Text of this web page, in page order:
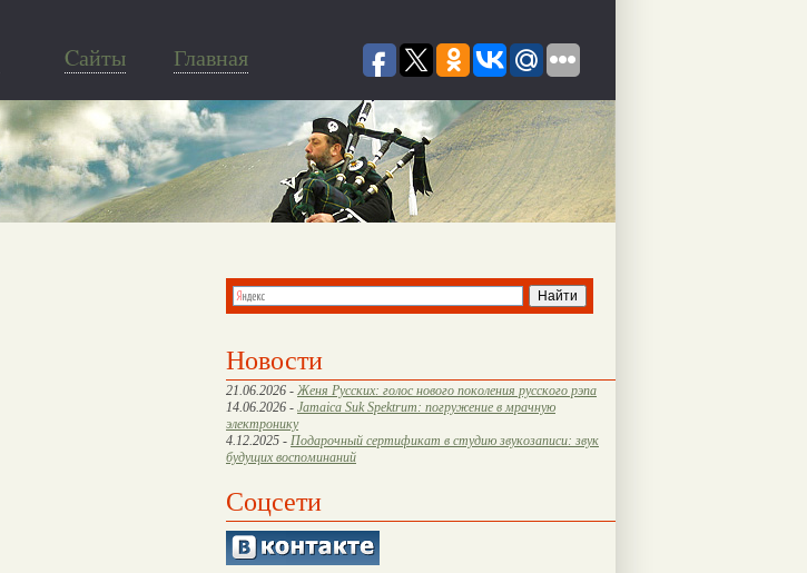
Cайты Главная
Новости
21.06.2026 - Женя Русских: голос нового поколения русского рэпа
14.06.2026 - Jamaica Suk Spektrum: погружение в мрачную
электронику
4.12.2025 - Подарочный сертификат в студию звукозаписи: звук
будущих воспоминаний
Соцсети